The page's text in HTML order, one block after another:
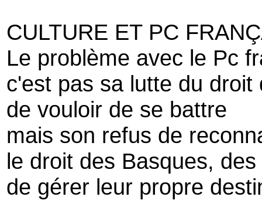
CULTURE ET PC
Le problème avec le Pc
c'est pas sa lutte du droit
de vouloir de se battre
mais son refus de
le droit des Basques,
de gérer leur propre